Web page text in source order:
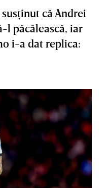
că Andrei
l păcălească, iar
i-a dat replica: